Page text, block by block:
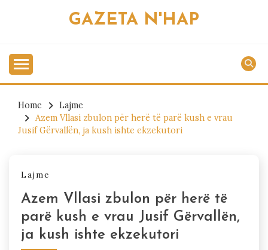
GAZETA N'HAP
Home
Lajme
Azem Vllasi zbulon për herë të parë kush e vrau
Jusif Gërvallën, ja kush ishte ekzekutori
Lajme
Azem Vllasi zbulon për herë të
parë kush e vrau Jusif Gërvallën,
ja kush ishte ekzekutori